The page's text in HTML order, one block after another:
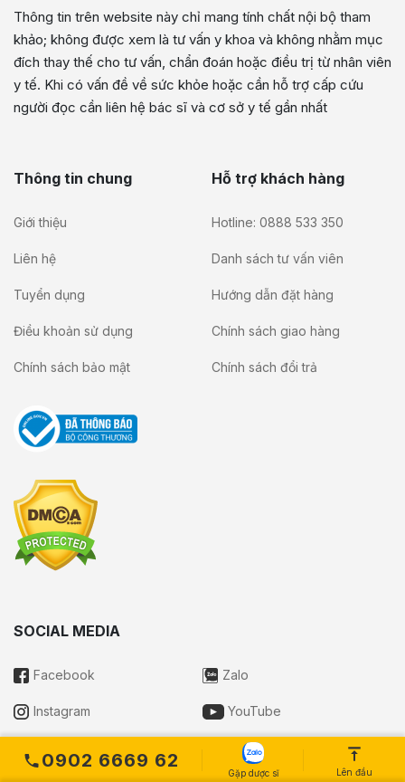
0902 6669 62
Gặp dược sĩ Lên đầu
Thông tin trên website này chỉ mang tính chất nội bộ tham
khảo; không được xem là tư vấn y khoa và không nhằm mục
đích thay thế cho tư vấn, chẩn đoán hoặc điều trị từ nhân viên
y tế. Khi có vấn đề về sức khỏe hoặc cần hỗ trợ cấp cứu
người đọc cần liên hệ bác sĩ và cơ sở y tế gần nhất
Thông tin chung
Giới thiệu
Liên hệ
Tuyển dụng
Điều khoản sử dụng
Chính sách bảo mật
Hỗ trợ khách hàng
Hotline: 0888 533 350
Danh sách tư vấn viên
Hướng dẫn đặt hàng
Chính sách giao hàng
Chính sách đổi trả
SOCIAL MEDIA
Facebook Zalo
Instagram YouTube